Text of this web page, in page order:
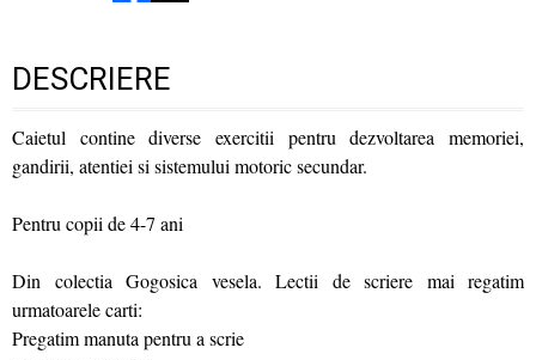
DESCRIERE
Caietul contine diverse exercitii pentru dezvoltarea memoriei,
gandirii, atentiei si sistemului motoric secundar.
Pentru copii de 4-7 ani
Din colectia Gogosica vesela. Lectii de scriere mai regatim
urmatoarele carti:
Pregatim manuta pentru a scrie